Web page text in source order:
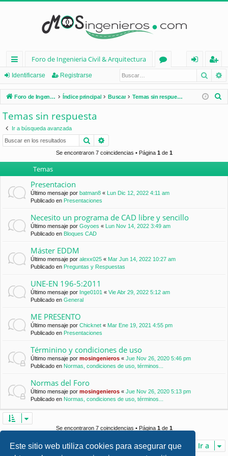
Este sitio web utiliza cookies para asegurar que
nl
ac
es
rá
pi
Foro de Ingenieria Civil & Arquitectura
os
nt
ifi
eg
ist
ra
Identificarse Registrarse
Foro de Ingenieria Civil & Arquitectura Índice principal Buscar Temas sin respuesta
Temas sin respuesta
Ir a búsqueda avanzada
Buscar
Se encontraron 7 coincidencias • Página 1de 1
Temas
Presentacion
Último mensaje por batman8 «
Lun Dic 12, 2022 4:11 am
Publicado en Presentaciones
Necesito un programa de CAD libre y sencillo
Último mensaje por Goyoes «
Lun Nov 14, 2022 3:49 am
Publicado en Bloques CAD
Máster EDDM
Último mensaje por alexx025 « Mar Jun 14, 2022 10:27 am
Publicado en Preguntas y Respuestas
UNE-EN 196-5:2011
Último mensaje por Inge0101 « Vie Abr 29, 2022 5:12 am
Publicado en General
ME PRESENTO
Último mensaje por Chicknet « Mar Ene 19, 2021 4:55 pm
Publicado en Presentaciones
Términino y condiciones de uso
Último mensaje por mosingenieros « Jue Nov 26, 2020 5:46 pm
Publicado en Normas, condiciones de uso, términos...
Normas del Foro
Último mensaje por mosingenieros « Jue Nov 26, 2020 5:13 pm
Publicado en Normas, condiciones de uso, términos...
Se encontraron 7 coincidencias • Página 1de 1
Ir a